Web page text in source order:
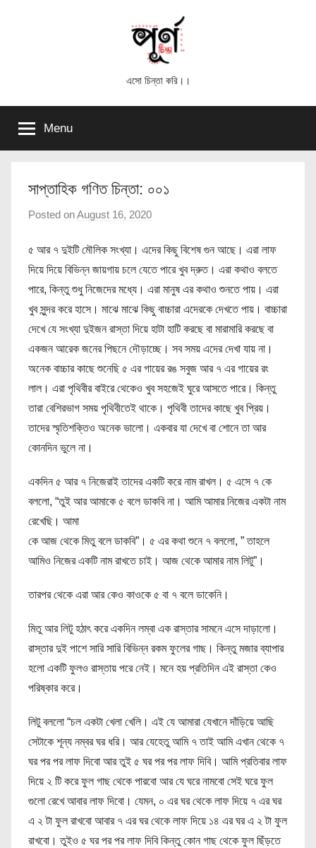
চিন্তা
এসো চিন্তা করি।।
Menu
সাপ্তাহিক গণিত চিন্তা: ০০১
Posted onAugust 16, 2020
পূ
র্ণ
চি
ন্তা
৫ আর ৭ দুইটি মৌলিক সংখ্যা। এদের কিছু বিশেষ গুন আছে। এরা লাফ
দিয়ে দিয়ে বিভিন্ন জায়গায় চলে যেতে পারে খুব দ্রুত। এরা কথাও বলতে
পারে, কিন্তু শুধু নিজেদের মধ্যে। এরা মানুষ এর কথাও শুনতে পায়। এরা
খুব সুন্দর করে হাসে। মাঝে মাঝে কিছু বাচ্চারা এদেরকে দেখতে পায়। বাচ্চারা
দেখে যে সংখ্যা দুইজন রাস্তা দিয়ে হাটা হাটি করছে বা মারামারি করছে বা
একজন আরেক জনের পিছনে দৌড়াচ্ছে। সব সময় এদের দেখা যায় না।
অনেক বাচ্চার কাছে শুনেছি ৫ এর গায়ের রঙ সবুজ আর ৭ এর গায়ের রং
লাল। এরা পৃথিবীর বাইরে থেকেও খুব সহজেই ঘুরে আসতে পারে। কিন্তু
তারা বেশিরভাগ সময় পৃথিবীতেই থাকে। পৃথিবী তাদের কাছে খুব প্রিয়।
তাদের স্মৃতিশক্তিও অনেক ভালো। একবার যা দেখে বা শোনে তা আর
কোনদিন ভুলে না।
একদিন ৫ আর ৭ নিজেরাই তাদের একটি করে নাম রাখল। ৫ এসে ৭ কে
বললো, “তুই আর আমাকে ৫ বলে ডাকবি না। আমি আমার নিজের একটা নাম
রেখেছি। আমা
কে আজ থেকে মিতু বলে ডাকবি”। ৫ এর কথা শুনে ৭ বললো, ” তাহলে
আমিও নিজের একটি নাম রাখতে চাই। আজ থেকে আমার নাম লিটু”।
তারপর থেকে এরা আর কেও কাওকে ৫ বা ৭ বলে ডাকেনি।
মিতু আর লিটু হঠাৎ করে একদিন লম্বা এক রাস্তার সামনে এসে দাড়ালো।
রাস্তার দুই পাশে সারি সারি বিভিন্ন রকম ফুলের গাছ। কিন্তু মজার ব্যাপার
হলো একটি ফুলও রাস্তায় পরে নেই। মনে হয় প্রতিদিন এই রাস্তা কেও
পরিষ্কার করে।
লিটু বললো “চল একটা খেলা খেলি। এই যে আমারা যেখানে দাঁড়িয়ে আছি
সেটাকে শূন্য নম্বর ঘর ধরি। আর যেহেতু আমি ৭ তাই আমি এখান থেকে ৭
ঘর পর পর লাফ দিবো আর তুই ৫ ঘর পর পর লাফ দিবি। আমি প্রতিবার লাফ
দিয়ে ২ টি করে ফুল গাছ থেকে পারবো আর যে ঘরে নামবো সেই ঘরে ফুল
গুলো রেখে আবার লাফ দিবো। যেমন, ০ এর ঘর থেকে লাফ দিয়ে ৭ এর ঘর
এ ২ টা ফুল রাখবো আবার ৭ এর ঘর থেকে লাফ দিয়ে ১৪ এর ঘর এ ২ টা ফুল
রাখবো। তুইও ৫ ঘর পর পর লাফ দিবি কিন্তু কোন গাছ থেকে ফুল ছিঁড়তে